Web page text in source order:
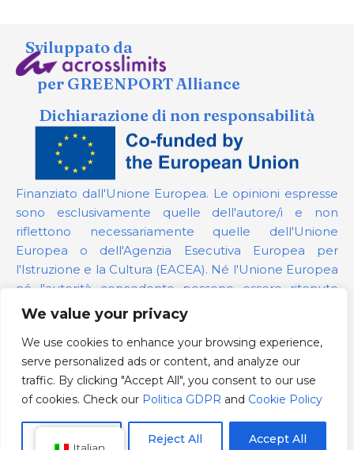
We value your privacy
We use cookies to enhance your browsing experience,
serve personalized ads or content, and analyze our
traffic. By clicking "Accept All", you consent to our use
of cookies. Check our Politica GDPR and Cookie Policy
Reject All Accept All
Sviluppato da
per GREENPORT Alliance
Dichiarazione di non responsabilità
Finanziato dall'Unione Europea. Le opinioni espresse
sono esclusivamente quelle dell'autore/i e non
riflettono necessariamente quelle dell'Unione
Europea o dell'Agenzia Esecutiva Europea per
l'Istruzione e la Cultura (EACEA). Né l'Unione Europea
né l'autorità concedente possono essere ritenute
responsabili per esse.
Numero del progetto:101139879
Politica GDPR
Cookie Policy